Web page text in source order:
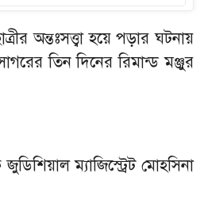
অন্তঃসত্ত্বা হয়ে পড়ার ঘটনায়
তিন দিনের রিমান্ড মঞ্জুর
ম্যাজিস্ট্রেট মোহসিনা